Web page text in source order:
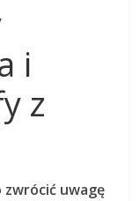
i
z
uwagę